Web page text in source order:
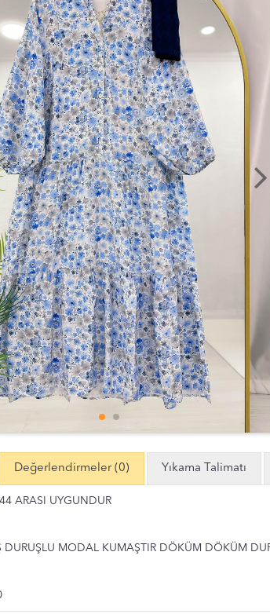
Değerlendirmeler (0) Yıkama Talimatı
ARASI UYGUNDUR
DURUŞLU MODAL KUMAŞTIR DÖKÜM DÖKÜM